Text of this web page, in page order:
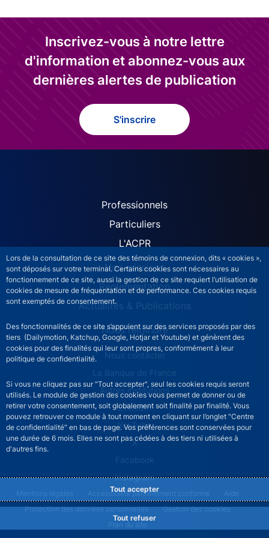
Lors de la consultation de ce site des témoins de connexion, dits « cookies »,
sont déposés sur votre terminal. Certains cookies sont nécessaires au
fonctionnement de ce site, aussi la gestion de ce site requiert l’utilisation de
cookies de mesure de fréquentation et de performance. Ces cookies requis
sont exemptés de consentement.
Des fonctionnalités de ce site s’appuient sur des services proposés par des
tiers (Dailymotion, Katchup, Google, Hotjar et Youtube) et génèrent des
cookies pour des finalités qui leur sont propres, conformément à leur
politique de confidentialité.
Si vous ne cliquez pas sur "Tout accepter", seul les cookies requis seront
utilisés. Le module de gestion des cookies vous permet de donner ou de
retirer votre consentement, soit globalement soit finalité par finalité. Vous
pouvez retrouver ce module à tout moment en cliquant sur l’onglet "Centre
de confidentialité" en bas de page. Vos préférences sont conservées pour
une durée de 6 mois. Elles ne sont pas cédées à des tiers ni utilisées à
d'autres fins.
Tout accepter
Tout refuser
Inscrivez-vous à notre lettre
d'information et abonnez-vous aux
dernières alertes de publication
S'inscrire
ACPR site navigation
Professionnels
Particuliers
L'ACPR
Nos missions
Réglementation
Actualités & Publications
Nous rejoindre
ACPR footer secondary menu (French)
Nous contacter
La Banque de France
Autres institutions
LinkedIn
YouTube
X
Facebook
Instagram
ACPR footer legal notice menu
Mentions légales Accessibilité partiellement conforme
Aide
Protection des données personnelles
Gestion des cookies
Plan du site